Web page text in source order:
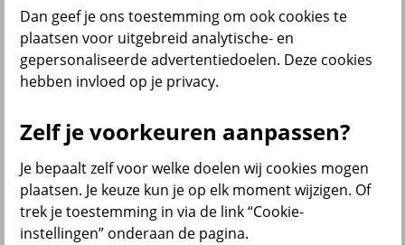
Beleggen
Sparen
Pensioen en lijfrente
Dan geef je ons toestemming om ook cookies te
plaatsen voor uitgebreid analytische- en
gepersonaliseerde advertentiedoelen. Deze cookies
hebben invloed op je privacy.
Zelf je voorkeuren aanpassen?
Je bepaalt zelf voor welke doelen wij cookies mogen
plaatsen. Je keuze kun je op elk moment wijzigen. Of
trek je toestemming in via de link “Cookie-
instellingen” onderaan de pagina.